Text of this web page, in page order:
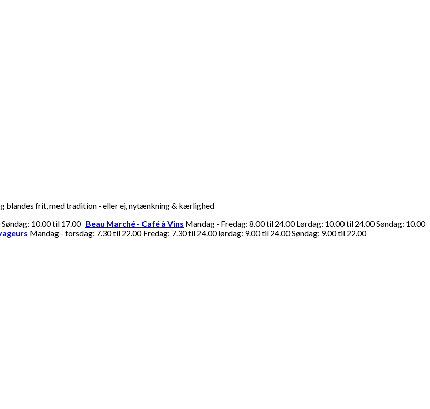
blandes frit, med tradition - eller ej, nytænkning & kærlighed
10.00 til 17.00 Beau Marché - Café à Vins Mandag - Fredag: 8.00 til 24.00 Lørdag: 10.00 til 24.00 Søndag: 10.00
Mandag - torsdag: 7.30 til 22.00 Fredag: 7.30 til 24.00 lørdag: 9.00 til 24.00 Søndag: 9.00 til 22.00